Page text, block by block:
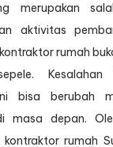
merupakan
aktivitas
rumah
bisa berubah
masa depan.
kontraktor rumah